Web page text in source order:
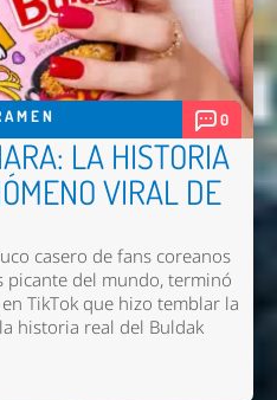
0
LA HISTORIA
VIRAL DE
casero de fans coreanos
picante del mundo, terminó
TikTok que hizo temblar la
historia real del Buldak